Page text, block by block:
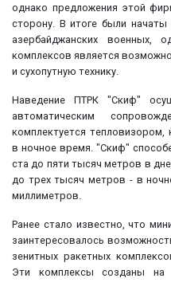
однако предложения этой
сторону. В итоге были
азербайджанских военных,
комплексов является
и сухопутную технику.
Наведение ПТРК "Скиф"
автоматическим
комплектуется
в ночное время. "Скиф"
ста до пяти тысяч метров в
до трех тысяч метров - в
миллиметров.
Ранее стало известно, что
заинтересовалось
зенитных ракетных
Эти комплексы созданы на